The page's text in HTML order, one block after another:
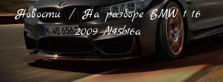
Новости / На разборе BMW 1 1.6
2009 N45b16a